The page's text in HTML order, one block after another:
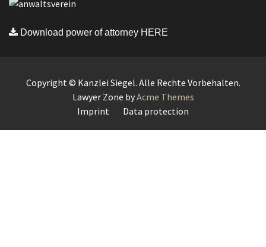
Download power of attorney HERE
Copyright © Kanzlei Siegel. Alle Rechte Vorbehalten.
Lawyer Zone byAcme Themes
Imprint
Data protection